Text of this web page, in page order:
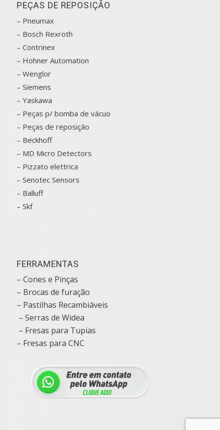
PEÇAS DE REPOSIÇÃO
– Pneumax
– Bosch Rexroth
– Contrinex
– Hohner Automation
– Wenglor
– Siemens
– Yaskawa
– Peças p/ bomba de vácuo
– Peças de reposição
– Beckhoff
– MD Micro Detectors
– Pizzato elettrica
– Senotec Sensors
– Balluff
– Skf
FERRAMENTAS
– Cones e Pinças
– Brocas de furação
– Pastilhas Recambiáveis
– Serras de Widea
– Fresas para Tupias
– Fresas para CNC